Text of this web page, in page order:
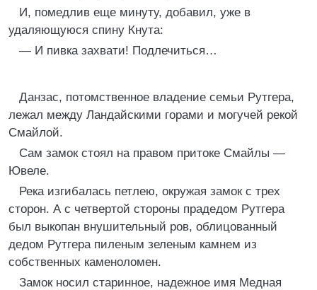
И, помедлив еще минуту, добавил, уже в
удаляющуюся спину Кнута:
— И пивка захвати! Подлечиться…
Данзас, потомственное владение семьи Рутгера,
лежал между Ландайскими горами и могучей рекой
Смайлой.
Сам замок стоял на правом притоке Смайлы —
Ювеле.
Река изгибалась петлею, окружая замок с трех
сторон. А с четвертой стороны прадедом Рутгера
был выкопан внушительный ров, облицованный
дедом Рутгера пиленым зеленым камнем из
собственных каменоломен.
Замок носил старинное, надежное имя Медная